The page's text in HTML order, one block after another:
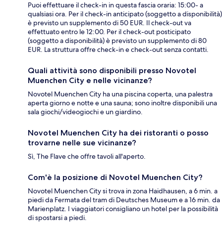
Puoi effettuare il check-in in questa fascia oraria: 15:00- a
qualsiasi ora. Per il check-in anticipato (soggetto a disponibilità)
è previsto un supplemento di 50 EUR. Il check-out va
effettuato entro le 12:00. Per il check-out posticipato
(soggetto a disponibilità) è previsto un supplemento di 80
EUR. La struttura offre check-in e check-out senza contatti.
Quali attività sono disponibili presso Novotel
Muenchen City e nelle vicinanze?
Novotel Muenchen City ha una piscina coperta, una palestra
aperta giorno e notte e una sauna; sono inoltre disponibili una
sala giochi/videogiochi e un giardino.
Novotel Muenchen City ha dei ristoranti o posso
trovarne nelle sue vicinanze?
Sì, The Flave che offre tavoli all'aperto.
Com'è la posizione di Novotel Muenchen City?
Novotel Muenchen City si trova in zona Haidhausen, a 6 min. a
piedi da Fermata del tram di Deutsches Museum e a 16 min. da
Marienplatz. I viaggiatori consigliano un hotel per la possibilità
di spostarsi a piedi.